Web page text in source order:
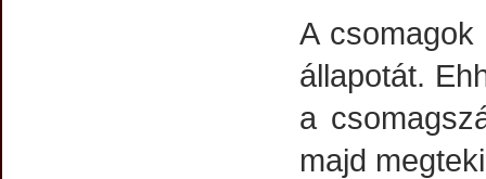
A
állapotát.
a
majd